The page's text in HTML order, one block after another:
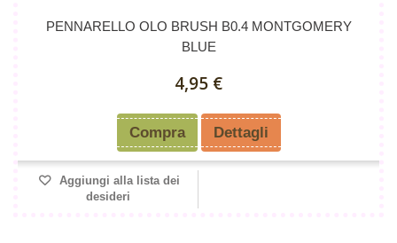
PENNARELLO OLO BRUSH B0.4 MONTGOMERY
BLUE
4,95 €
Compra Dettagli
Aggiungi alla lista dei
desideri